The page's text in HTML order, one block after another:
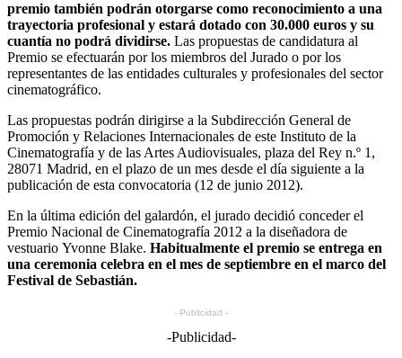
premio también podrán otorgarse como reconocimiento a una
trayectoria profesional y estará dotado con 30.000 euros y su
cuantía no podrá dividirse. Las propuestas de candidatura al
Premio se efectuarán por los miembros del Jurado o por los
representantes de las entidades culturales y profesionales del sector
cinematográfico.
Las propuestas podrán dirigirse a la Subdirección General de
Promoción y Relaciones Internacionales de este Instituto de la
Cinematografía y de las Artes Audiovisuales, plaza del Rey n.º 1,
28071 Madrid, en el plazo de un mes desde el día siguiente a la
publicación de esta convocatoria (12 de junio 2012).
En la última edición del galardón, el jurado decidió conceder el
Premio Nacional de Cinematografía 2012 a la diseñadora de
vestuario Yvonne Blake. Habitualmente el premio se entrega en
una ceremonia celebra en el mes de septiembre en el marco del
Festival de Sebastián.
- Publicidad -
-Publicidad-